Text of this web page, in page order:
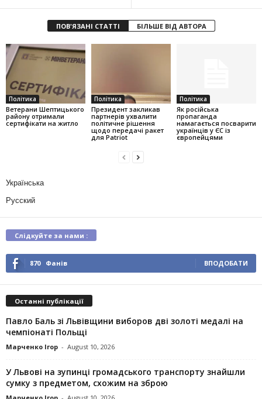
ПОВ'ЯЗАНІ СТАТТІ БІЛЬШЕ ВІД АВТОРА
Політика
Ветерани Шептицького
району отримали
сертифікати на житло
Політика
Президент закликав
партнерів ухвалити
політичне рішення
щодо передачі ракет
для Patriot
Політика
Як російська
пропаганда
намагається посварити
українців у ЄС із
європейцями
Українська
Русский
Слідкуйте за нами :
870 Фанів ВПОДОБАТИ
Останні публікації
Павло Баль зі Львівщини виборов дві золоті медалі на
чемпіонаті Польщі
Марченко Ігор - August 10, 2026
У Львові на зупинці громадського транспорту знайшли
сумку з предметом, схожим на зброю